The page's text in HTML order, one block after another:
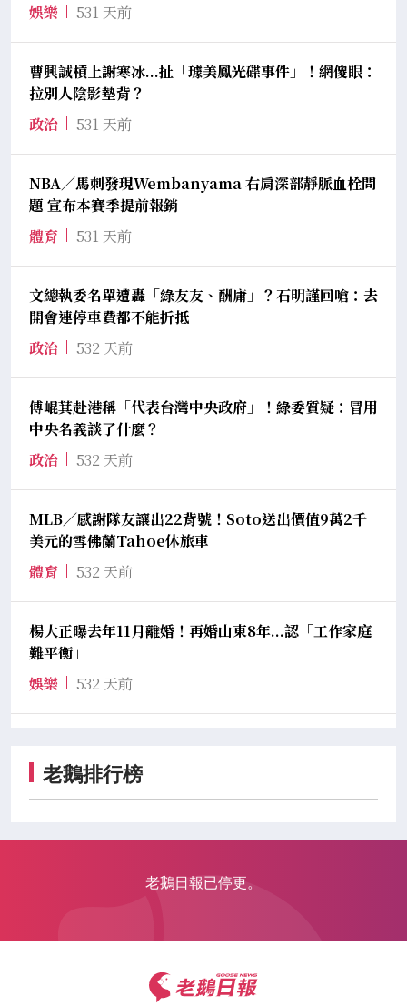
娛樂
531 天前
曹興誠槓上謝寒冰...扯「璩美鳳光碟事件」！網傻眼：
拉別人陰影墊背？
政治
531 天前
NBA／馬刺發現Wembanyama 右肩深部靜脈血栓問
題 宣布本賽季提前報銷
體育
531 天前
文總執委名單遭轟「綠友友、酬庸」？石明謹回嗆：去
開會連停車費都不能折抵
政治
532 天前
傅崐萁赴港稱「代表台灣中央政府」！綠委質疑：冒用
中央名義談了什麼？
政治
532 天前
MLB／感謝隊友讓出22背號！Soto送出價值9萬2千
美元的雪佛蘭Tahoe休旅車
體育
532 天前
楊大正曝去年11月離婚！再婚山東8年...認「工作家庭
難平衡」
娛樂
532 天前
老鵝排行榜
老鵝日報已停更。